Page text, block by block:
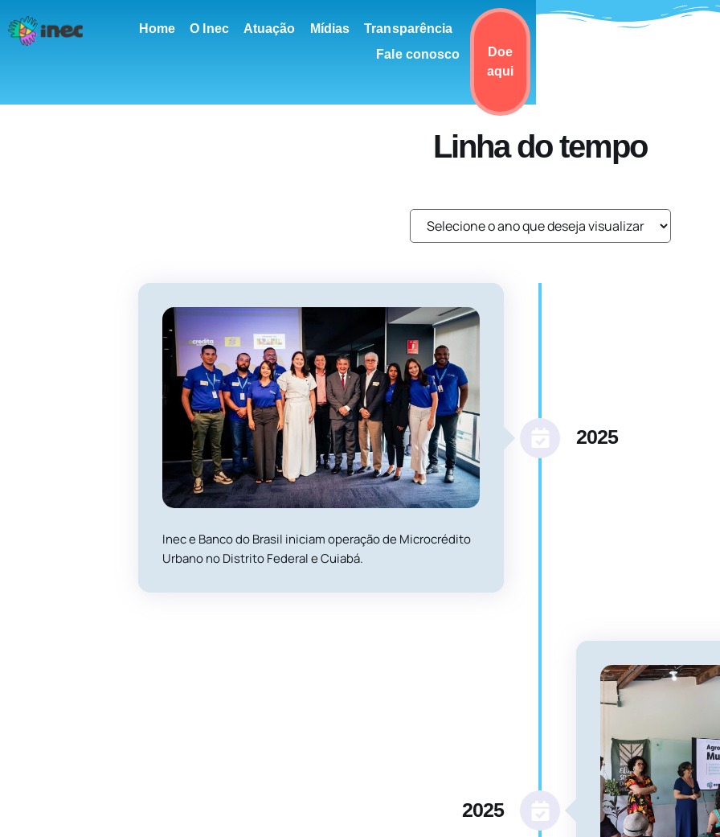
Home O Inec Atuação Mídias
Transparência
Fale conosco
Doe
aqui
Linha do tempo
Inec e Banco do Brasil iniciam operação de Microcrédito
Urbano no Distrito Federal e Cuiabá.
2025
2025